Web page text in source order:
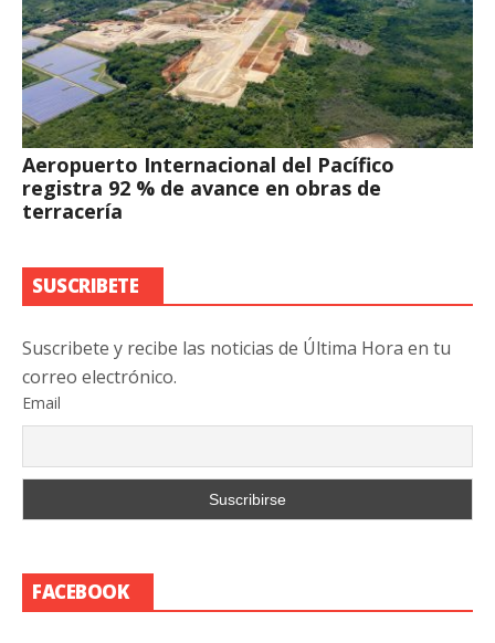
Aeropuerto Internacional del Pacífico
registra 92 % de avance en obras de
terracería
SUSCRIBETE
Suscribete y recibe las noticias de Última Hora en tu
correo electrónico.
Email
FACEBOOK